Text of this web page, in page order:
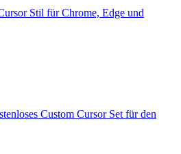
Stil für Chrome, Edge und
Custom Cursor Set für den